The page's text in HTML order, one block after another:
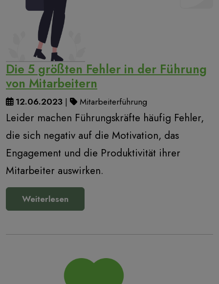
Die 5 größten Fehler in der Führung
von Mitarbeitern
12.06.2023 | Mitarbeiterführung
Leider machen Führungskräfte häufig Fehler,
die sich negativ auf die Motivation, das
Engagement und die Produktivität ihrer
Mitarbeiter auswirken.
Weiterlesen